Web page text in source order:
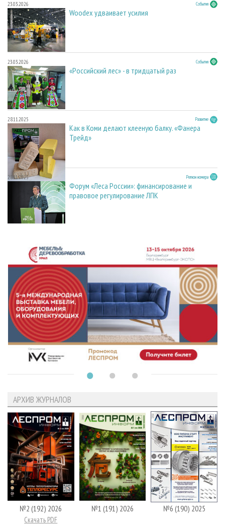
23.03.2026 События
Woodex удваивает усилия
23.03.2026 События
«Российский лес» - в тридцатый раз
28.11.2025 Развитие
Как в Коми делают клееную балку. «Фанера
Трейд»
28.11.2025 Регион номера
Форум «Леса России»: финансирование и
правовое регулирование ЛПК
АРХИВ ЖУРНАЛОВ
№2 (192) 2026
Скачать PDF
№1 (191) 2026 №6 (190) 2025